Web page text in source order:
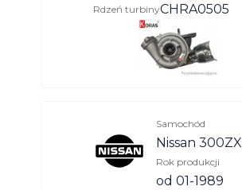
Rdzeń turbinyCHRA0505
Samochód
Nissan 300ZX
Rok produkcji
od 01-1989